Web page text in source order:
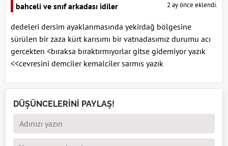
bahceli ve snıf arkadası idiler 2 ay önce eklendi.
dedeleri dersim ayaklanmasında yekirdağ bölgesine
sürülen bir zaza kürt karısımı bir vatnadasımız durumu acı
gercekten <bıraksa bıraktırmıyorlar gitse gidemiyor yazık
<<cevresini demciler kemalciler sarmıs yazık
DÜŞÜNCELERİNİ PAYLAŞ!